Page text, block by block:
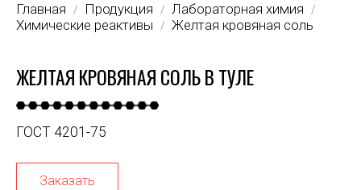
Главная / Продукция / Лабораторная химия /
Химические реактивы / Желтая кровяная соль
ЖЕЛТАЯ КРОВЯНАЯ СОЛЬ В ТУЛЕ
ГОСТ 4201-75
Заказать